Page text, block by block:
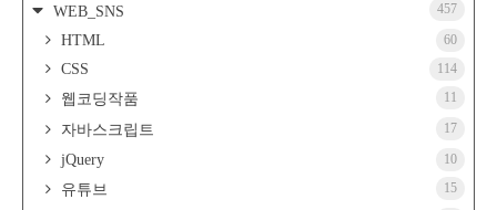
WEB_SNS 457
HTML 60
CSS 114
웹코딩작품 11
자바스크립트 17
jQuery 10
유튜브 15